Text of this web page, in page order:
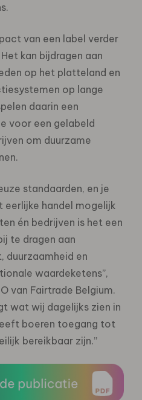
van een label verder
kan bijdragen aan
op het platteland en
op lange
daarin een
voor een gelabeld
om duurzame
standaarden, en je
eerlijke handel mogelijk
én bedrijven is het een
te dragen aan
duurzaamheid en
waardeketens”,
van Fairtrade Belgium.
wat wij dagelijks zien in
boeren toegang tot
bereikbaar zijn.”